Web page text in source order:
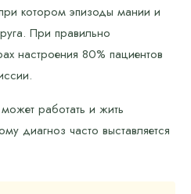
котором эпизоды мании и
При правильно
настроения 80% пациентов
работать и жить
диагноз часто выставляется